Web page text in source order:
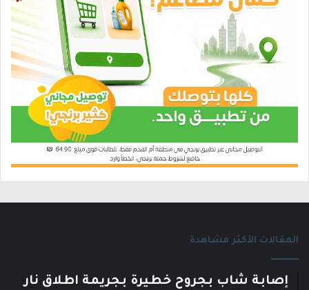
المقالات الأكثر مشاهدة
إصابة شاب بجروح خطيرة بجريمة اطلاق نار